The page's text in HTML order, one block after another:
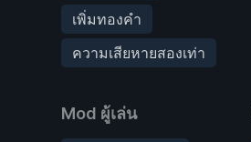
เพิ่มทองคำ
ความเสียหายสองเท่า
Mod ผู้เล่น